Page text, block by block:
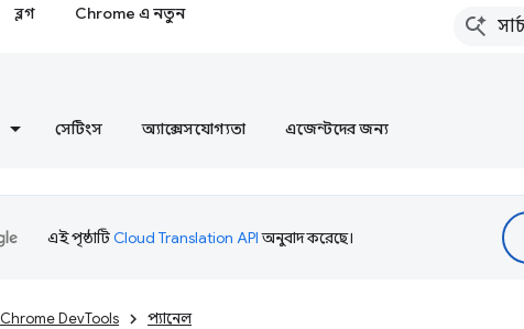
ব্লগ Chrome এ নতুন
সেটিংস অ্যাক্সেসযোগ্যতা এজেন্টদের জন্য
এই পৃষ্ঠাটিCloud Translation APIঅনুবাদ করেছে।
Chrome DevTools প্যানেল